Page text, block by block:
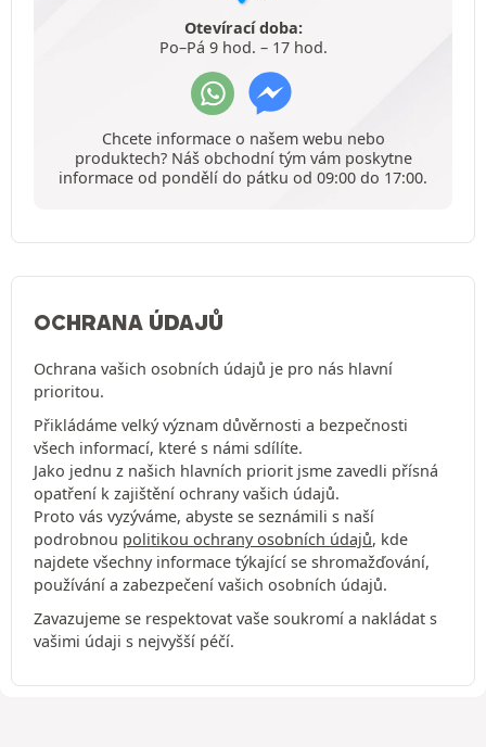
Otevírací doba:
Po–Pá 9 hod. – 17 hod.
Chcete informace o našem webu nebo
produktech? Náš obchodní tým vám poskytne
informace od pondělí do pátku od 09:00 do 17:00.
OCHRANA ÚDAJŮ
Ochrana vašich osobních údajů je pro nás hlavní
prioritou.
Přikládáme velký význam důvěrnosti a bezpečnosti
všech informací, které s námi sdílíte.
Jako jednu z našich hlavních priorit jsme zavedli přísná
opatření k zajištění ochrany vašich údajů.
Proto vás vyzýváme, abyste se seznámili s naší
podrobnou politikou ochrany osobních údajů, kde
najdete všechny informace týkající se shromažďování,
používání a zabezpečení vašich osobních údajů.
Zavazujeme se respektovat vaše soukromí a nakládat s
vašimi údaji s nejvyšší péčí.